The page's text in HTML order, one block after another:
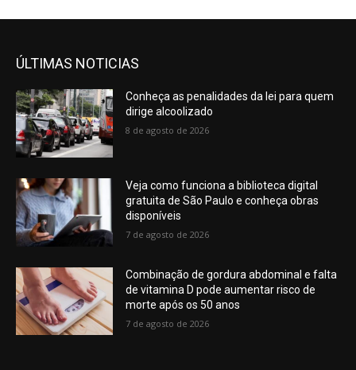
ÚLTIMAS NOTICIAS
Conheça as penalidades da lei para quem
dirige alcoolizado
8 de agosto de 2026
Veja como funciona a biblioteca digital
gratuita de São Paulo e conheça obras
disponíveis
7 de agosto de 2026
Combinação de gordura abdominal e falta
de vitamina D pode aumentar risco de
morte após os 50 anos
7 de agosto de 2026